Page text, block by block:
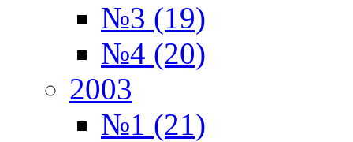
№3 (19)
№4 (20)
2003
№1 (21)